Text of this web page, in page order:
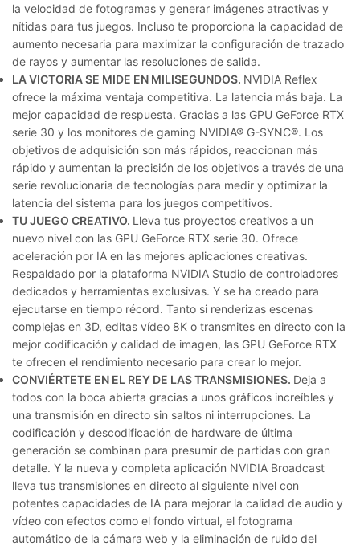
la velocidad de fotogramas y generar imágenes atractivas y
nítidas para tus juegos. Incluso te proporciona la capacidad de
aumento necesaria para maximizar la configuración de trazado
de rayos y aumentar las resoluciones de salida.
LA VICTORIA SE MIDE EN MILISEGUNDOS. NVIDIA Reflex
ofrece la máxima ventaja competitiva. La latencia más baja. La
mejor capacidad de respuesta. Gracias a las GPU GeForce RTX
serie 30 y los monitores de gaming NVIDIA® G-SYNC®. Los
objetivos de adquisición son más rápidos, reaccionan más
rápido y aumentan la precisión de los objetivos a través de una
serie revolucionaria de tecnologías para medir y optimizar la
latencia del sistema para los juegos competitivos.
TU JUEGO CREATIVO. Lleva tus proyectos creativos a un
nuevo nivel con las GPU GeForce RTX serie 30. Ofrece
aceleración por IA en las mejores aplicaciones creativas.
Respaldado por la plataforma NVIDIA Studio de controladores
dedicados y herramientas exclusivas. Y se ha creado para
ejecutarse en tiempo récord. Tanto si renderizas escenas
complejas en 3D, editas vídeo 8K o transmites en directo con la
mejor codificación y calidad de imagen, las GPU GeForce RTX
te ofrecen el rendimiento necesario para crear lo mejor.
CONVIÉRTETE EN EL REY DE LAS TRANSMISIONES. Deja a
todos con la boca abierta gracias a unos gráficos increíbles y
una transmisión en directo sin saltos ni interrupciones. La
codificación y descodificación de hardware de última
generación se combinan para presumir de partidas con gran
detalle. Y la nueva y completa aplicación NVIDIA Broadcast
lleva tus transmisiones en directo al siguiente nivel con
potentes capacidades de IA para mejorar la calidad de audio y
vídeo con efectos como el fondo virtual, el fotograma
automático de la cámara web y la eliminación de ruido del